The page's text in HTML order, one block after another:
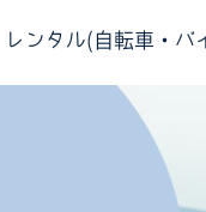
レンタル(自転車・バ